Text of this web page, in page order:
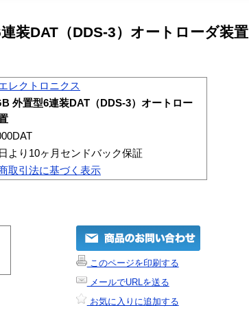
装DAT（DDS-3）オートローダ装置
レクトロニクス
外置型6連装DAT（DDS-3）オートロー
より10ヶ月センドバック保証
取引法に基づく表示
このページを印刷する
メールでURLを送る
お気に入りに追加する